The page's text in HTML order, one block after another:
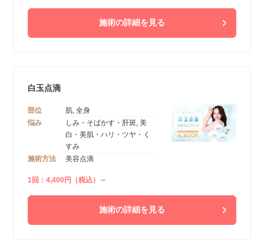
施術の詳細を見る
白玉点滴
部位
肌, 全身
悩み
しみ・そばかす・肝斑, 美
白・美肌・ハリ・ツヤ・く
すみ
施術方法
美容点滴
1回：4,400円（税込）～
施術の詳細を見る